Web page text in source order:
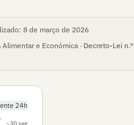
8 de março de 2026
e Económica · Decreto-Lei n.º
24h